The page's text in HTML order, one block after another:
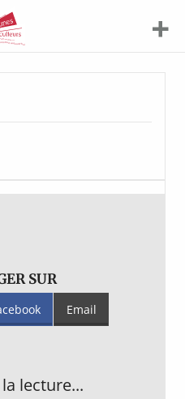
SUR
Email
lecture...